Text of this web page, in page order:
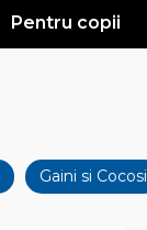
Pentru copii
Gaini si Cocosi